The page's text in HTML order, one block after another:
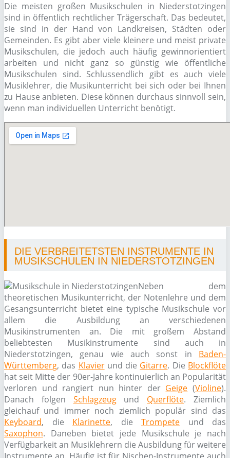
Die meisten großen Musikschulen in Niederstotzingen
sind in öffentlich rechtlicher Trägerschaft. Das bedeutet,
sie sind in der Hand von Landkreisen, Städten oder
Gemeinden. Es gibt aber viele kleinere und meist private
Musikschulen, die jedoch auch häufig gewinnorientiert
arbeiten und nicht ganz so günstig wie öffentliche
Musikschulen sind. Schlussendlich gibt es auch viele
Musiklehrer, die Musikunterricht bei sich oder bei Ihnen
zu Hause anbieten. Diese können durchaus sinnvoll sein,
wenn man individuellen Unterricht benötigt.
DIE VERBREITETSTEN INSTRUMENTE IN
MUSIKSCHULEN IN NIEDERSTOTZINGEN
Neben dem
theoretischen Musikunterricht, der Notenlehre und dem
Gesangsunterricht bietet eine typische Musikschule vor
allem die Ausbildung an verschiedenen
Musikinstrumenten an. Die mit großem Abstand
beliebtesten Musikinstrumente sind auch in
Niederstotzingen, genau wie auch sonst in Baden-
Württemberg, das Klavierund die Gitarre. Die Blockflöte
hat seit Mitte der 90er-Jahre kontinuierlich an Popularität
verloren und rangiert nun hinter der Geige (Violine).
Danach folgen Schlagzeugund Querflöte. Ziemlich
gleichauf und immer noch ziemlich populär sind das
Keyboard, die Klarinette, die Trompete und das
Saxophon. Daneben bietet jede Musikschule je nach
Verfügbarkeit an Musiklehrern die Ausbildung für weitere